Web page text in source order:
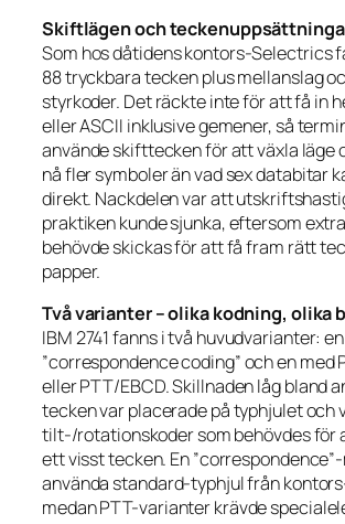
Skiftlägen och
Som hos dåtidens kontors-Selectrics
88 tryckbara tecken plus mellanslag
styrkoder. Det räckte inte för att få in
eller ASCII inklusive gemener, så
använde skifttecken för att växla läge
nå fler symboler än vad sex databitar
direkt. Nackdelen var att
praktiken kunde sjunka, eftersom
behövde skickas för att få fram rätt
papper.
Två varianter – olika kodning, olika
IBM 2741 fanns i två huvudvarianter:
”correspondence coding” och en med
eller PTT/EBCD. Skillnaden låg bland
tecken var placerade på typhjulet och
tilt-/rotationskoder som behövdes för
ett visst tecken. En
använda standard-typhjul från
medan PTT-varianter krävde